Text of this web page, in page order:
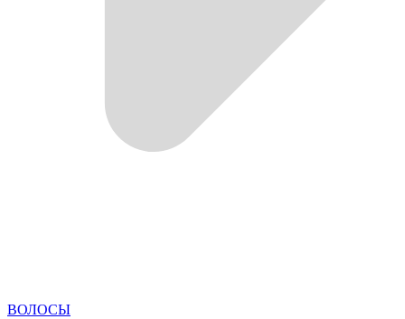
ВОЛОСЫ